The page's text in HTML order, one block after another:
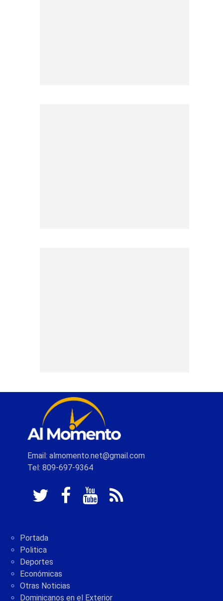
Email: almomento.net@gmail.com
Tel: 809-697-9364
Portada
Politica
Deportes
Económicas
Otras Noticias
Dominicanos en el Exterior